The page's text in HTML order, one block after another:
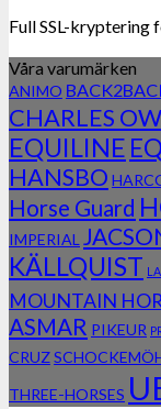
Full SSL-kryptering
Våra varumärken
ANIMO
CHARLES
EQUILINE
HANSBO
Horse Guard
IMPERIAL
KÄLLQUIST
MOUNTAIN
ASMAR PIKEUR
CRUZ
THREE-HORSES